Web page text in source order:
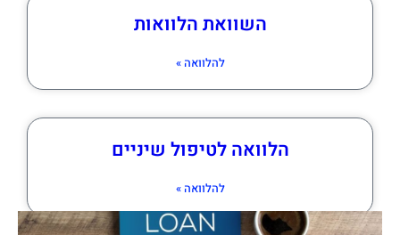
השוואת הלוואות
להלוואה »
הלוואה לטיפול שיניים
להלוואה »